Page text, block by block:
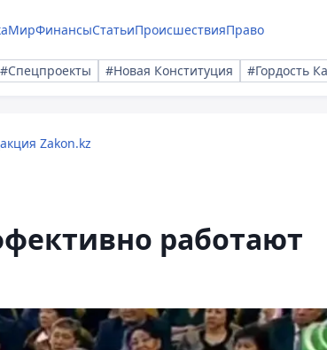
МирФинансыСтатьиПроисшествияПраво
#Спецпроекты #Новая Конституция #Гордость
Zakon.kz
работают